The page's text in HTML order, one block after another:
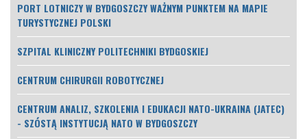
PORT LOTNICZY W BYDGOSZCZY WAŻNYM PUNKTEM NA MAPIE
TURYSTYCZNEJ POLSKI
SZPITAL KLINICZNY POLITECHNIKI BYDGOSKIEJ
CENTRUM CHIRURGII ROBOTYCZNEJ
CENTRUM ANALIZ, SZKOLENIA I EDUKACJI NATO-UKRAINA (JATEC)
- SZÓSTĄ INSTYTUCJĄ NATO W BYDGOSZCZY